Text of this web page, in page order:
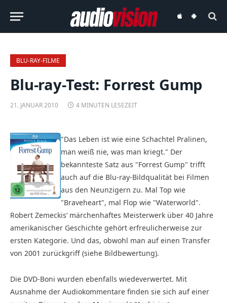
audiovisionaudiovision
BLU-RAY-FILME
Blu-ray-Test: Forrest Gump
21. JANUAR 2010 4 MINUTEN LESEZEIT
"Das Leben ist wie eine Schachtel Pralinen,
man weiß nie, was man kriegt." Der
bekannteste Satz aus "Forrest Gump" trifft
auch auf die Blu-ray-Bildqualität bei Filmen
aus den Neun­zigern zu. Mal Top wie
"Braveheart", mal Flop wie "Water­world".
Robert Zemeckis‘ märchenhaftes Meis­terwerk über 40 Jahre
amerikanischer Geschichte gehört erfreulicherweise zur
ersten Kategorie. Und das, obwohl man auf einen Transfer
von 2001 zurückgriff (siehe Bildbewertung).
Die DVD-Boni wurden ebenfalls wiedeverwertet. Mit
Ausnahme der Audiokommentare finden sie sich auf einer